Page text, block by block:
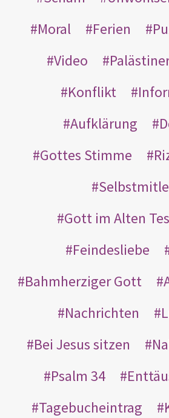
Moral
Ferien
Video
Konflikt
Aufklärung
Gottes Stimme
Gott im Alten
Feindesliebe
Bahmherziger Gott
Nachrichten
Bei Jesus sitzen
Psalm 34
Tagebucheintrag